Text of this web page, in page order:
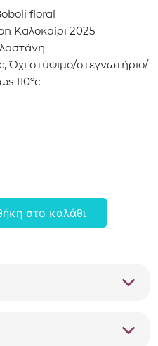
floral
Καλοκαίρι 2025
Όχι στύψιμο/στεγνωτήριο/
110ºc
στο καλάθι